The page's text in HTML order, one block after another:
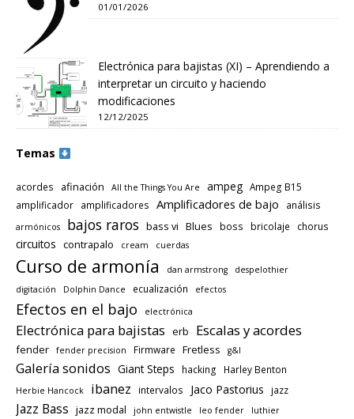
01/01/2026
Electrónica para bajistas (XI) – Aprendiendo a
interpretar un circuito y haciendo
modificaciones
12/12/2025
Temas
acordes afinación All the Things You Are ampeg Ampeg B15
amplificador
amplificadores Amplificadores de bajo análisis
armónicos bajos raros bass vi Blues boss bricolaje chorus
circuitos contrapalo cream cuerdas
Curso de armonía dan armstrong
despelothier
digitación
Dolphin Dance ecualización efectos
Efectos en el bajo electrónica
Electrónica para bajistas erb Escalas y acordes
fender fender precision Firmware Fretless g&l
Galería sonidos Giant Steps hacking Harley Benton
Herbie Hancock ibanez intervalos Jaco Pastorius jazz
Jazz Bass jazz modal john entwistle leo fender
luthier